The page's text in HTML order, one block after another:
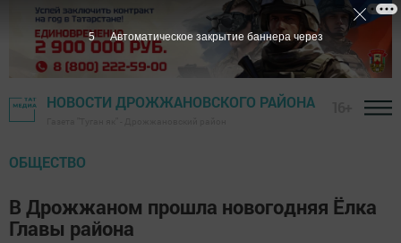
НОВОСТИ ДРОЖЖАНОВСКОГО РАЙОНА
ОБЩЕСТВО
В Дрожжаном прошла новогодняя Ёлка
Главы района
5 Автоматическое закрытие баннера через